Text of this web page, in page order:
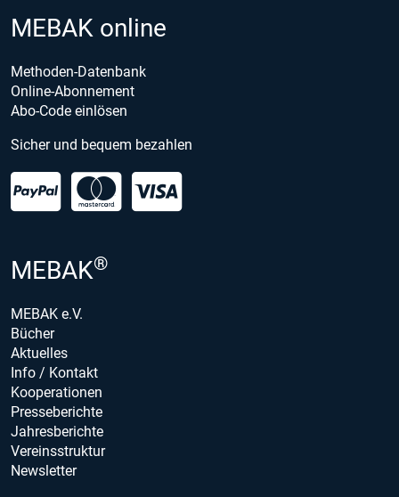
MEBAK online
Methoden-Datenbank
Online-Abonnement
Abo-Code einlösen
Sicher und bequem bezahlen
MEBAK®
MEBAK e.V.
Bücher
Aktuelles
Info / Kontakt
Kooperationen
Presseberichte
Jahresberichte
Vereinsstruktur
Newsletter